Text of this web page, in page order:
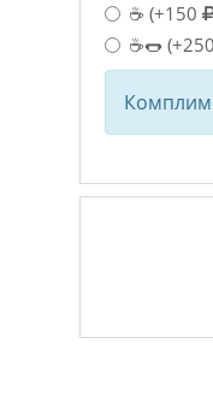
☕ (+150
☕🌭 (+250